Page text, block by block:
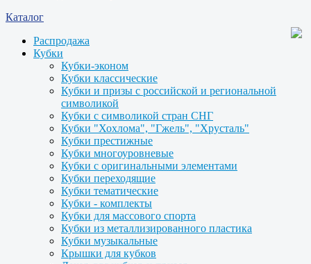
Каталог
Распродажа
Кубки
Кубки-эконом
Кубки классические
Кубки и призы с российской и региональной
символикой
Кубки с символикой стран СНГ
Кубки "Хохлома", "Гжель", "Хрусталь"
Кубки престижные
Кубки многоуровневые
Кубки с оригинальными элементами
Кубки переходящие
Кубки тематические
Кубки - комплекты
Кубки для массового спорта
Кубки из металлизированного пластика
Кубки музыкальные
Крышки для кубков